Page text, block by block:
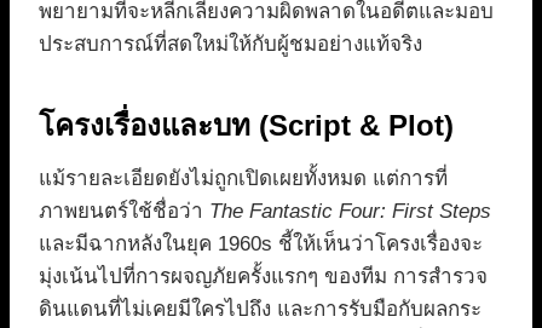
พยายามที่จะหลีกเลี่ยงความผิดพลาดในอดีตและมอบ
ประสบการณ์ที่สดใหม่ให้กับผู้ชมอย่างแท้จริง
โครงเรื่องและบท (Script & Plot)
แม้รายละเอียดยังไม่ถูกเปิดเผยทั้งหมด แต่การที่
ภาพยนตร์ใช้ชื่อว่า The Fantastic Four: First Steps
และมีฉากหลังในยุค 1960s ชี้ให้เห็นว่าโครงเรื่องจะ
มุ่งเน้นไปที่การผจญภัยครั้งแรกๆ ของทีม การสำรวจ
ดินแดนที่ไม่เคยมีใครไปถึง และการรับมือกับผลกระ